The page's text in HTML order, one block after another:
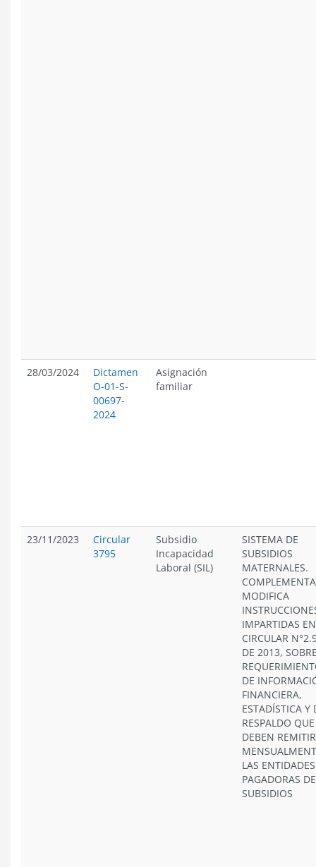
28/03/2024
Dictamen
O-01-S-
00697-
2024
Asignación
familiar
23/11/2023
Circular
3795
Subsidio
Incapacidad
Laboral (SIL)
SISTEMA DE
SUBSIDIOS
MATERNALES.
MODIFICA
IMPARTIDAS
CIRCULAR
DE 2013,
DE
FINANCIERA,
ESTADÍSTICA Y
RESPALDO QUE
DEBEN REMITIR
LAS ENTIDADES
PAGADORAS DE
SUBSIDIOS